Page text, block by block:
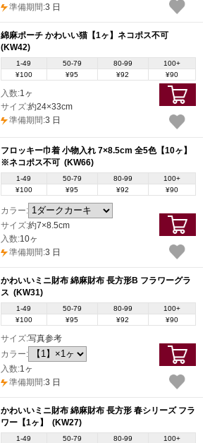
準備期間:3 日
綿麻ポーチ かわいい猫【1ヶ】ネコポス不可
(KW42)
1-49 50-79 80-99
100+
¥100
¥95 ¥92 ¥90
入数:1ヶ
サイズ:約24×33cm
準備期間:3 日
フロッキー巾着 小物入れ 7×8.5cm 全5色【10ヶ】
※ネコポス不可 (KW66)
1-49 50-79 80-99
100+
¥100
¥95 ¥92 ¥90
カラー:
サイズ:約7×8.5cm
入数:10ヶ
準備期間:3 日
かわいいミニ財布 綿麻財布 長方形B フラワーグラ
ス (KW31)
1-49 50-79 80-99
100+
¥100
¥95 ¥92 ¥90
サイズ:写真参考
カラー:
入数:1ヶ
準備期間:3 日
かわいいミニ財布 綿麻財布 長方形 春シリーズ フラ
ワー【1ヶ】
(KW27)
1-49 50-79 80-99
100+